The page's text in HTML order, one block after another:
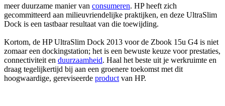
meer duurzame manier van consumeren. HP heeft zich
gecommitteerd aan milieuvriendelijke praktijken, en deze UltraSlim
Dock is een tastbaar resultaat van die toewijding.
Kortom, de HP UltraSlim Dock 2013 voor de Zbook 15u G4 is niet
zomaar een dockingstation; het is een bewuste keuze voor prestaties,
connectiviteit en duurzaamheid. Haal het beste uit je werkruimte en
draag tegelijkertijd bij aan een groenere toekomst met dit
hoogwaardige, gereviseerde product van HP.